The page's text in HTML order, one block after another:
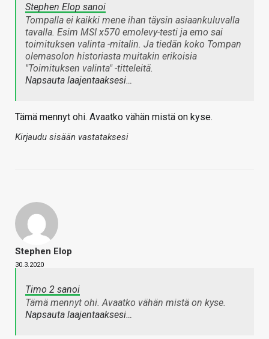
Stephen Elop sanoi
Tompalla ei kaikki mene ihan täysin asiaankuluvalla
tavalla. Esim MSI x570 emolevy-testi ja emo sai
toimituksen valinta -mitalin. Ja tiedän koko Tompan
olemasolon historiasta muitakin erikoisia
"Toimituksen valinta" -titteleitä.
Napsauta laajentaaksesi…
Tämä mennyt ohi. Avaatko vähän mistä on kyse.
Kirjaudu sisään vastataksesi
Stephen Elop
30.3.2020
Timo 2 sanoi
Tämä mennyt ohi. Avaatko vähän mistä on kyse.
Napsauta laajentaaksesi…